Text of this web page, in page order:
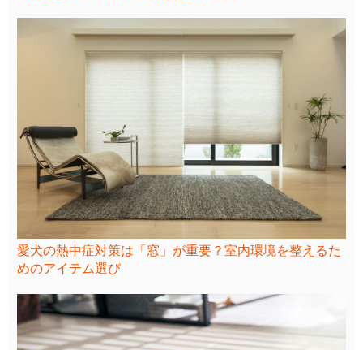
愛犬の熱中症対策は「窓」が重要？室内環境を整えるた
めのアイテム選び